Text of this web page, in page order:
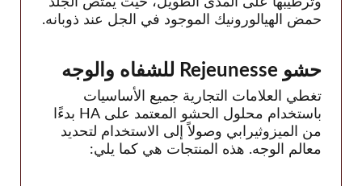
حمض الهيالورونيك الموجود في الجل عند ذوبانه.
حشو Rejeunesse للشفاه والوجه
تغطي العلامات التجارية جميع الأساسيات
باستخدام محلول الحشو المعتمد على HA بدءًا
من الميزوثيرابي وصولاً إلى الاستخدام لتحديد
معالم الوجه. هذه المنتجات هي كما يلي:
BioPlus
Caregen
CG Bio
CHA Meditech
Coscoi